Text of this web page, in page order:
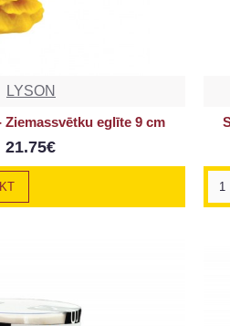
LYSON
Ziemassvētku eglīte 9 cm
21.75€